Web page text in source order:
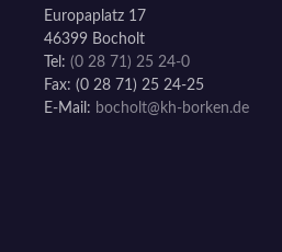
Europaplatz 17
46399 Bocholt
Tel: (0 28 71) 25 24-0
Fax: (0 28 71) 25 24-25
E-Mail: bocholt@kh-borken.de